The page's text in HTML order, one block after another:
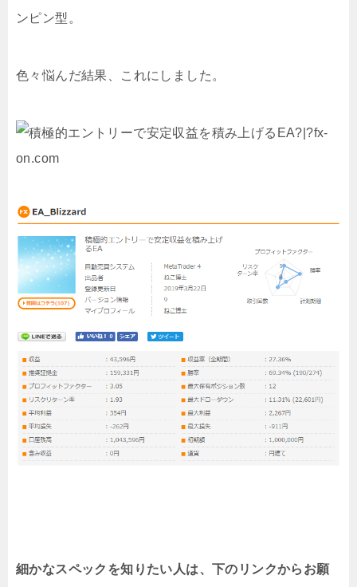
ンピン型。
色々悩んだ結果、これにしました。
細かなスペックを知りたい人は、下のリンクからお願